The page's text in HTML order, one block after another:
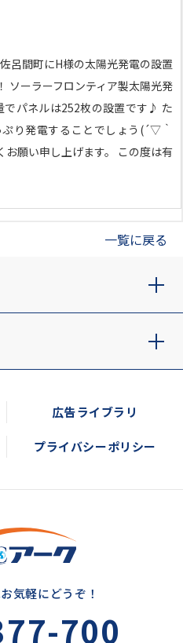
呂間町にH様の太陽光発電の設置
ソーラーフロンティア製太陽光発
でパネルは252枚の設置です♪ た
り発電することでしょう(´▽｀
願い申し上げます。 この度は有
一覧に戻る
広告ライブラリ
プライバシーポリシー
気軽にどうぞ！
700